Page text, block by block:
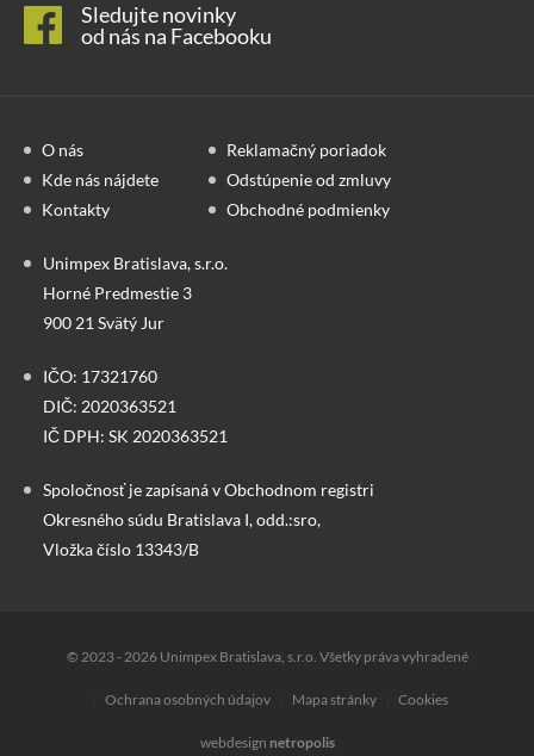
Sledujte novinky
od nás na Facebooku
O nás
Reklamačný poriadok
Kde nás nájdete
Odstúpenie od zmluvy
Kontakty
Obchodné podmienky
Unimpex Bratislava, s.r.o.
Horné Predmestie 3
900 21 Svätý Jur
IČO: 17321760
DIČ: 2020363521
IČ DPH: SK 2020363521
Spoločnosť je zapísaná v Obchodnom registri
Okresného súdu Bratislava I, odd.:sro,
Vložka číslo 13343/B
© 2023 - 2026 Unimpex Bratislava, s.r.o. Všetky práva vyhradené
Ochrana osobných údajov Mapa stránky Cookies
webdesign netropolis